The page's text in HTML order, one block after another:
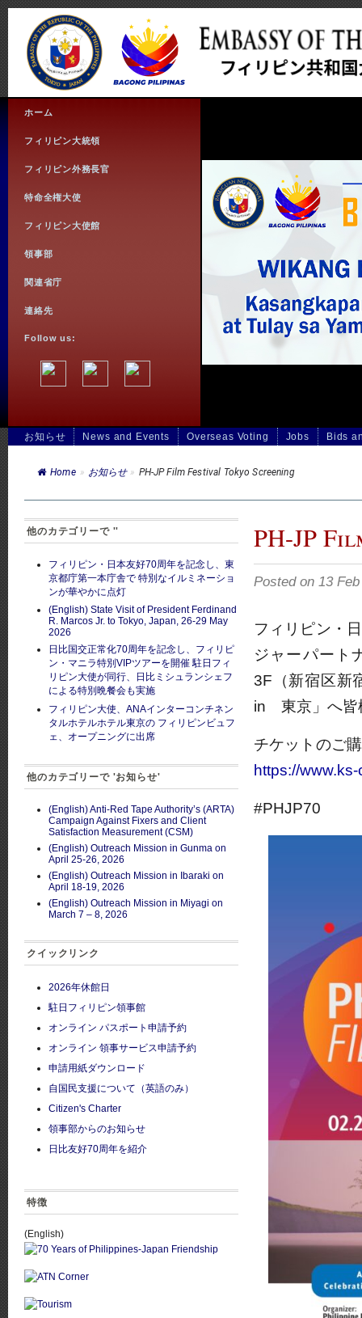
ホーム
フィリピン大統領
フィリピン外務長官
特命全権大使
フィリピン大使館
領事部
関連省庁
連絡先
Follow us:
お知らせ News and Events Overseas Voting Jobs Bids
Home » お知らせ » PH-JP Film Festival Tokyo Screening
PH-JP
Posted on 13
フィリピン・
ジャーパート
3F（新宿区新
in 東京」へ皆
チケットのご
https://
#PHJP70
他のカテゴリーで ''
フィリピン・日本友好70周年を記念し、東
京都庁第一本庁舎で 特別なイルミネーショ
ンが華やかに点灯
(English) State Visit of President Ferdinand
R. Marcos Jr. to Tokyo, Japan, 26-29 May
2026
日比国交正常化70周年を記念し、フィリピ
ン・マニラ特別VIPツアーを開催 駐日フィ
リピン大使が同行、日比ミシュランシェフ
による特別晩餐会も実施
フィリピン大使、ANAインターコンチネン
タルホテルホテル東京の フィリピンビュフ
ェ、オープニングに出席
他のカテゴリーで 'お知らせ'
(English) Anti-Red Tape Authority’s (ARTA)
Campaign Against Fixers and Client
Satisfaction Measurement (CSM)
(English) Outreach Mission in Gunma on
April 25-26, 2026
(English) Outreach Mission in Ibaraki on
April 18-19, 2026
(English) Outreach Mission in Miyagi on
March 7 – 8, 2026
クイックリンク
2026年休館日
駐日フィリピン領事館
オンライン パスポート申請予約
オンライン 領事サービス申請予約
申請用紙ダウンロード
自国民支援について（英語のみ）
Citizen's Charter
領事部からのお知らせ
日比友好70周年を紹介
特徴
(English)